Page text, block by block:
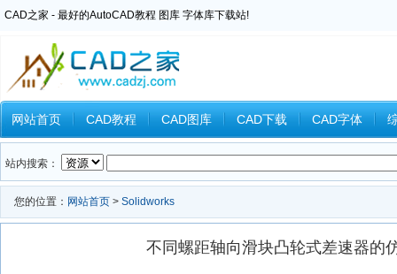
CAD之家 - 最好的AutoCAD教程 图库 字体库下载站!
网站首页 CAD教程 CAD图库 CAD下载 CAD字体
Inventor教程 Ansys教程 CAXA教程 中望CAD Catia教
站内搜索：
您的位置： 网站首页 > Solidworks
不同螺距轴向滑块凸轮式差速器的